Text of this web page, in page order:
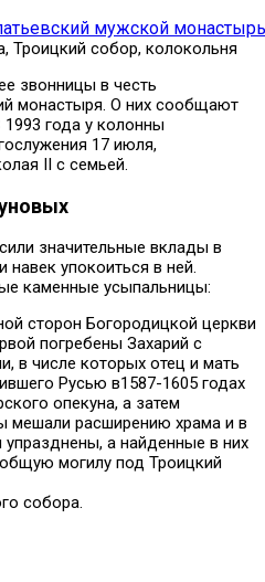
Троицкий собор, колокольня
звонницы в честь
монастыря. О них сообщают
года у колонны
17 июля,
II с семьей.
значительные вклады в
упокоиться в ней.
каменные усыпальницы:
сторон Богородицкой церкви
погребены Захарий с
в числе которых отец и мать
Русью в1587-1605 годах
опекуна, а затем
мешали расширению храма и в
а найденные в них
могилу под Троицкий
собора.